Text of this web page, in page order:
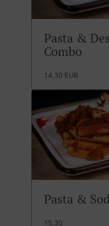
Pasta &
Combo
14.30 EUR
Pasta &
15.30